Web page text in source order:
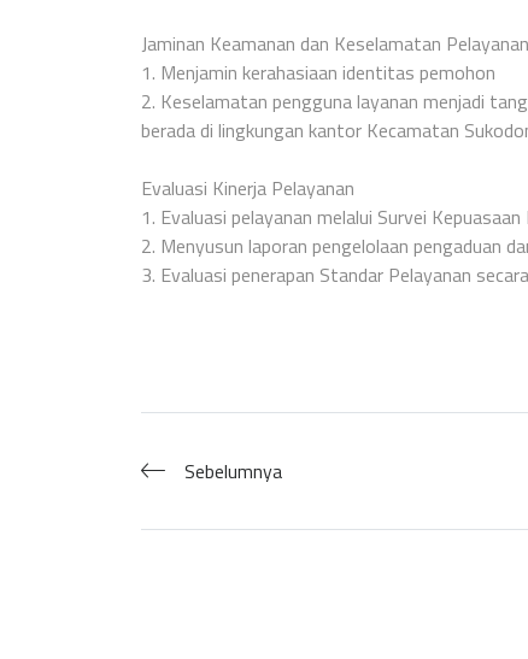
Jaminan Keamanan dan Keselamatan Pelayanan
1. Menjamin kerahasiaan identitas pemohon
2. Keselamatan pengguna layanan menjadi
berada di lingkungan kantor Kecamatan
Evaluasi Kinerja Pelayanan
1. Evaluasi pelayanan melalui Survei
2. Menyusun laporan pengelolaan pengaduan
3. Evaluasi penerapan Standar Pelayanan
Sebelumnya